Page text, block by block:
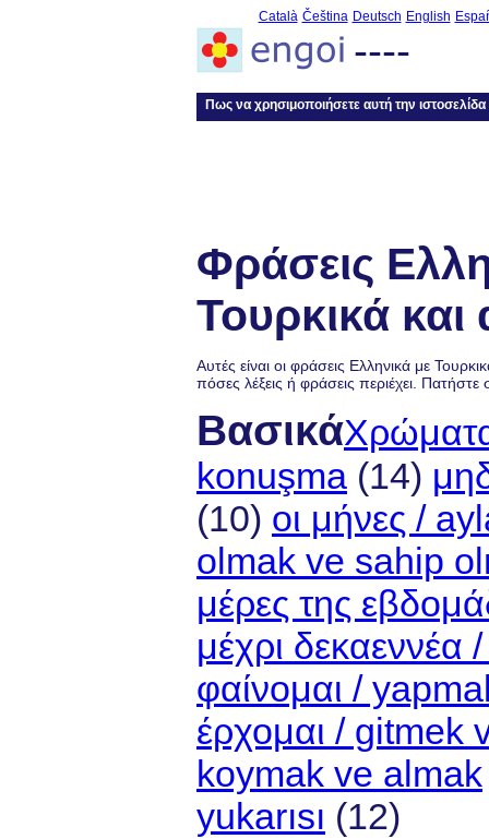
Català Čeština Deutsch English
----
Πως να χρησιμοποιήσετε αυτή την ιστοσελίδα
Φράσεις
Τουρκικά και
Αυτές είναι οι φράσεις Ελληνικά με
πόσες λέξεις ή φράσεις περιέχει.
Βασικά
konuşma (14)
(10) οι μήνες /
olmak ve sahip
μέρες της
μέχρι
φαίνομαι /
έρχομαι / gitmek
koymak ve almak
yukarısı (12)